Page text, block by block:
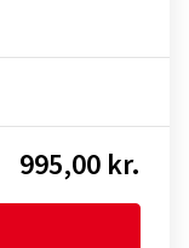
995,00 kr.